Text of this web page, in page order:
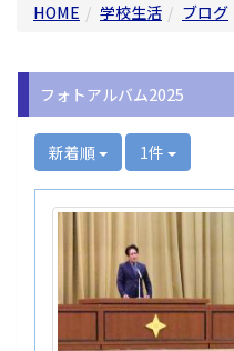
HOME 学校生活 ブログ
フォトアルバム2025
新着順 1件